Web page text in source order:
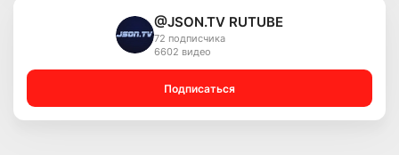
@JSON.TV RUTUBE
72 подписчика
6602 видео
Подписаться